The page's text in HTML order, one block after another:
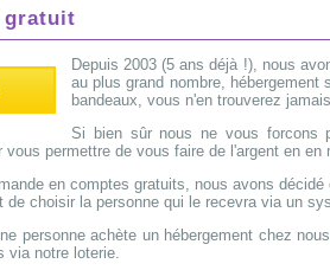
gratuit
Depuis 2003 (5 ans déjà !), nous
au plus grand nombre,
bandeaux, vous n'en trouverez
Si bien sûr nous ne vous forcons
permettre de vous faire de l'argent en
en comptes gratuits, nous avons
de choisir la personne qui le recevra via un
personne achète un hébergement chez
via notre loterie.